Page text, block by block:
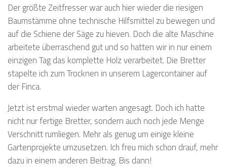
Der größte Zeitfresser war auch hier wieder die riesigen
Baumstämme ohne technische Hilfsmittel zu bewegen und
auf die Schiene der Säge zu hieven. Doch die alte Maschine
arbeitete überraschend gut und so hatten wir in nur einem
einzigen Tag das komplette Holz verarbeitet. Die Bretter
stapelte ich zum Trocknen in unserem Lagercontainer auf
der Finca.
Jetzt ist erstmal wieder warten angesagt. Doch ich hatte
nicht nur fertige Bretter, sondern auch noch jede Menge
Verschnitt rumliegen. Mehr als genug um einige kleine
Gartenprojekte umzusetzen. Ich freu mich schon drauf, mehr
dazu in einem anderen Beitrag. Bis dann!